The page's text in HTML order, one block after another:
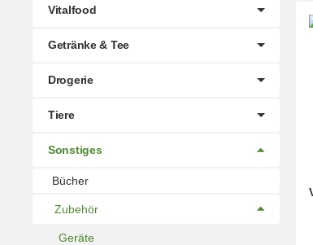
Vitalfood
Getränke & Tee
Drogerie
Tiere
Sonstiges
Bücher
Zubehör
Geräte